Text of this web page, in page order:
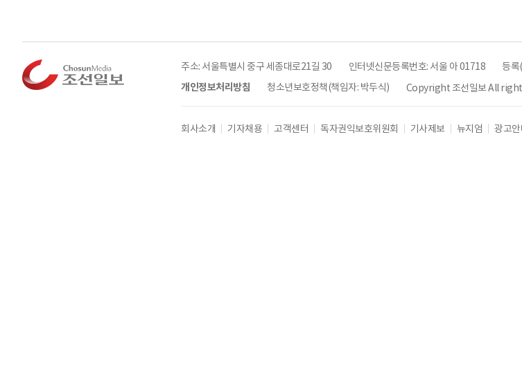
주소: 서울특별시 중구 세종대로21길 30 인터넷신문등록번호: 서울 아 01718 등록
개인정보처리방침
청소년보호정책(책임자: 박두식) Copyright 조선일보 All
회사소개 기자채용 고객센터 독자권익보호위원회 기사제보 뉴지엄 광고안